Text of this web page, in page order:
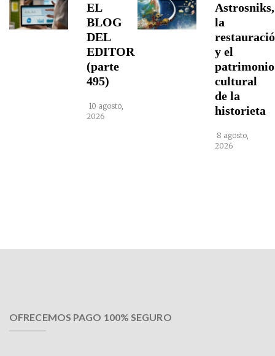
EL
BLOG
DEL
EDITOR
(parte
495)
10 agosto,
2026
Astrosniks,
la
y el
patrimonio
cultural
de la
historieta
8 agosto,
2026
OFRECEMOS PAGO 100% SEGURO